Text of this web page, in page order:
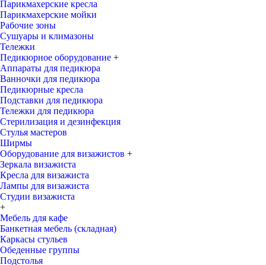
Парикмахерские кресла
Парикмахерские мойки
Рабочие зоны
Сушуары и климазоны
Тележки
Педикюрное оборудование +
Аппараты для педикюра
Ванночки для педикюра
Педикюрные кресла
Подставки для педикюра
Тележки для педикюра
Стерилизация и дезинфекция
Стулья мастеров
Ширмы
Оборудование для визажистов +
Зеркала визажиста
Кресла для визажиста
Лампы для визажиста
Студии визажиста
+
Мебель для кафе
Банкетная мебель (складная)
Каркасы стульев
Обеденные группы
Подстолья